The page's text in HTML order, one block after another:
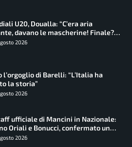
U20, Doualla: “C’era aria
davano le mascherine! Finale?
nulla da perdere”
2026
l’orgoglio di Barelli: “L’Italia ha
la storia”
2026
ufficiale di Mancini in Nazionale:
Oriali e Bonucci, confermato un
2026